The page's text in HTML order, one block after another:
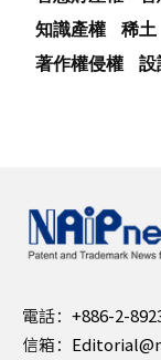
知識產權
稀土
著作權侵權
設
電話： +886-2-
信箱：